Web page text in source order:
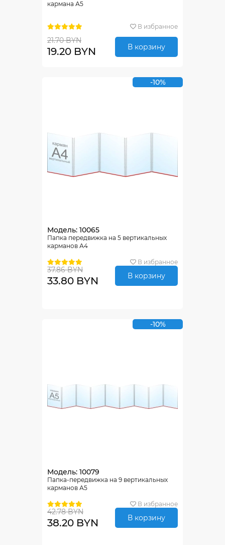
кармана А5
В избранное
21.70 BYN
19.20 BYN В корзину
-10%
Модель: 10065
Папка передвижка на 5 вертикальных
карманов А4
В избранное
37.86 BYN
33.80 BYN В корзину
-10%
Модель: 10079
Папка-передвижка на 9 вертикальных
карманов А5
В избранное
42.78 BYN
38.20 BYN В корзину